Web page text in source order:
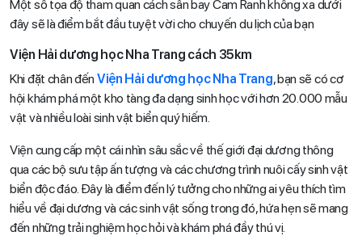
Một số tọa độ tham quan cách sân bay Cam Ranh không xa dưới
đây sẽ là điểm bắt đầu tuyệt vời cho chuyến du lịch của bạn
Viện Hải dương học Nha Trang cách 35km
Khi đặt chân đến Viện Hải dương học Nha Trang, bạn sẽ có cơ
hội khám phá một kho tàng đa dạng sinh học với hơn 20.000 mẫu
vật và nhiều loài sinh vật biển quý hiếm.
Viện cung cấp một cái nhìn sâu sắc về thế giới đại dương thông
qua các bộ sưu tập ấn tượng và các chương trình nuôi cấy sinh vật
biển độc đáo. Đây là điểm đến lý tưởng cho những ai yêu thích tìm
hiểu về đại dương và các sinh vật sống trong đó, hứa hẹn sẽ mang
đến những trải nghiệm học hỏi và khám phá đầy thú vị.